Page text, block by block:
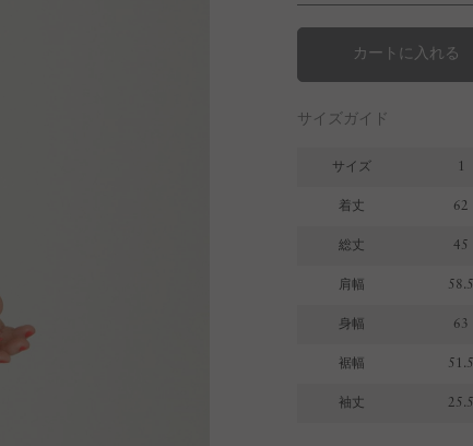
カートに入れる
サイズガイド
サイズ
着丈 62
総丈 45
肩幅 58.5
身幅 63
裾幅 51.5
袖丈 25.5